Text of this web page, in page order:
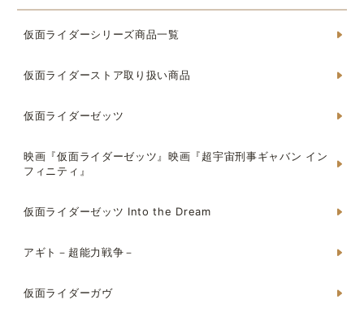
仮面ライダーシリーズ商品一覧
仮面ライダーストア取り扱い商品
仮面ライダーゼッツ
映画『仮面ライダーゼッツ』映画『超宇宙刑事ギャバン イン
フィニティ』
仮面ライダーゼッツ Into the Dream
アギト－超能力戦争－
仮面ライダーガヴ